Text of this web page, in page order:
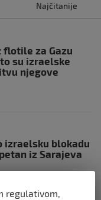
Najčitanije
za Gazu
su izraelske
njegove
izraelsku blokadu
iz Sarajeva
regulativom,